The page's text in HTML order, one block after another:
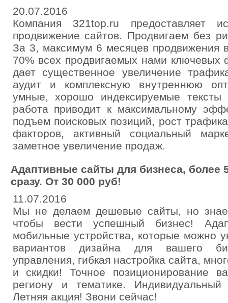
20.07.2016
Компания 321top.ru предоставляет
продвижение сайтов. Продвигаем без
За 3, максимум 6 месяцев продвижения
70% всех продвигаемых нами ключевых
дает существенное увеличение
аудит и комплексную внутреннюю
умные, хорошо индексируемые
работа приводит к максимальному
подъем поисковых позиций, рост
факторов, активный социальный
заметное увеличение продаж.
Адаптивные сайты для бизнеса, более
сразу. От 30 000 руб!
11.07.2016
Мы не делаем дешевые сайты, но
чтобы вести успешный бизнес!
мобильные устройства, которые можно
вариантов дизайна для вашего
управления, гибкая настройка сайта,
и скидки! Точное позиционирование
региону и тематике.
Летняя акция! Звони сейчас!